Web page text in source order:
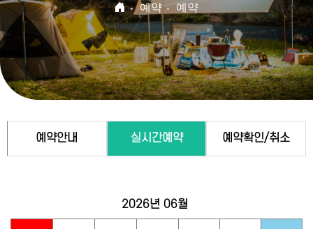
예약 예약
예약안내 실시간예약 예약확인/취소
2026년 06월